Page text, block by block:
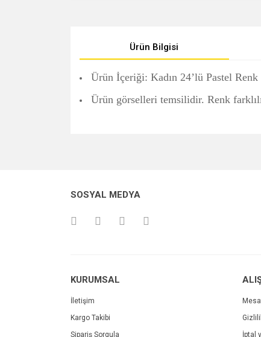
Ürün Bilgisi
Ürün İçeriği: Kadın 24’lü Pastel Renk
Ürün görselleri temsilidir. Renk
Ürün açıklamasında eksik bilgiler bulunuyor.
SOSYAL MEDYA
KURUMSAL
İletişim
Kargo Takibi
Sipariş Sorgula
İptal